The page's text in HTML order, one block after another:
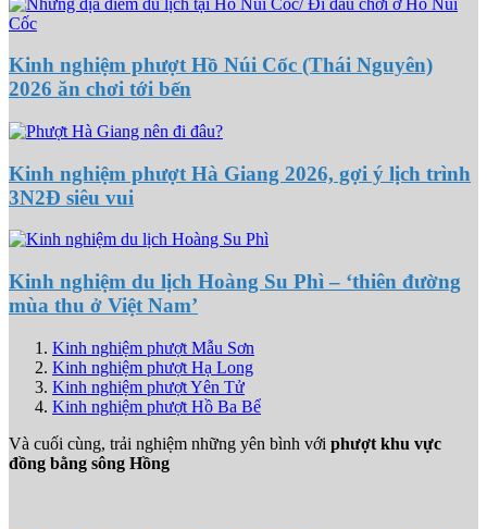
Kinh nghiệm phượt Hồ Núi Cốc (Thái Nguyên)
2026 ăn chơi tới bến
Kinh nghiệm phượt Hà Giang 2026, gợi ý lịch trình
3N2Đ siêu vui
Kinh nghiệm du lịch Hoàng Su Phì – ‘thiên đường
mùa thu ở Việt Nam’
Kinh nghiệm phượt Mẫu Sơn
Kinh nghiệm phượt Hạ Long
Kinh nghiệm phượt Yên Tử
Kinh nghiệm phượt Hồ Ba Bể
Và cuối cùng, trải nghiệm những yên bình với phượt khu vực
đồng bằng sông Hồng